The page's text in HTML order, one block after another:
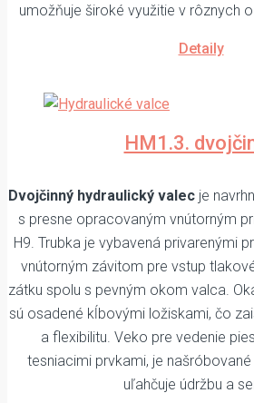
umožňuje široké využitie v rôznych
Detaily
HM1.3.
Dvojčinný hydraulický valec je
s presne opracovaným vnútorným
H9. Trubka je vybavená privarenými
vnútorným závitom pre vstup
zátku spolu s pevným okom valca.
sú osadené kĺbovými ložiskami, čo
a flexibilitu. Veko pre vedenie
tesniacimi prvkami, je
uľahčuje údržbu a